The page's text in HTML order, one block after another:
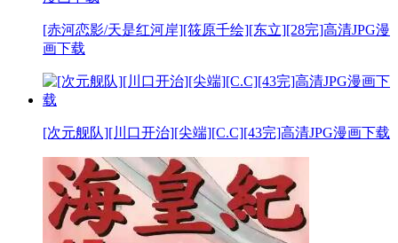
[赤河恋影/天是红河岸][筱原千绘][东立][28完]高清JPG漫
画下载
[次元舰队][川口开治][尖端][C.C][43完]高清JPG漫画下载